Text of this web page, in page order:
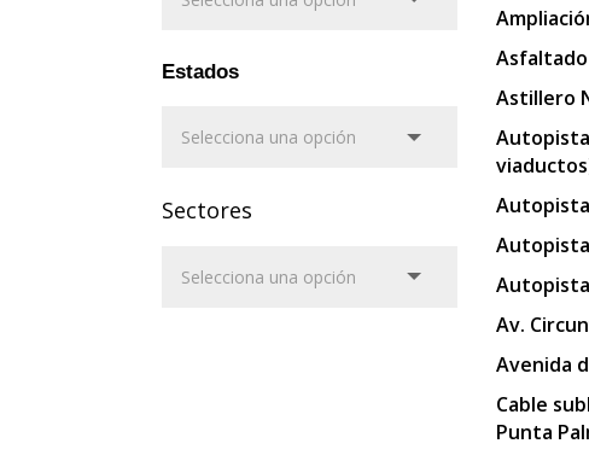
Estados
Sectores
Asfaltado
Astillero
Autopista
Autopista
Autopista
Av.
Avenida
Cable
Punta